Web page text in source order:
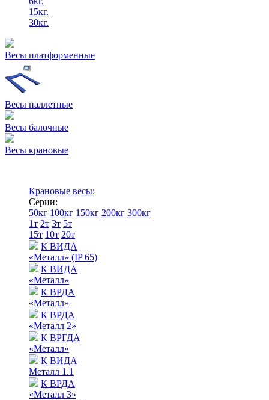
15кг.
30кг.
Весы платформенные
Весы паллетные
Весы балочные
Весы крановые
Крановые весы:
Серии:
50кг 100кг 150кг 200кг 300кг
1т 2т 3т 5т
15т 10т 20т
К ВИДА
«Металл» (IP 65)
К ВИДА
«Металл»
К ВРДА
«Металл»
К ВРДА
«Металл 2»
К ВРГДА
«Металл»
К ВИДА
Металл 1.1
К ВРДА
«Металл 3»